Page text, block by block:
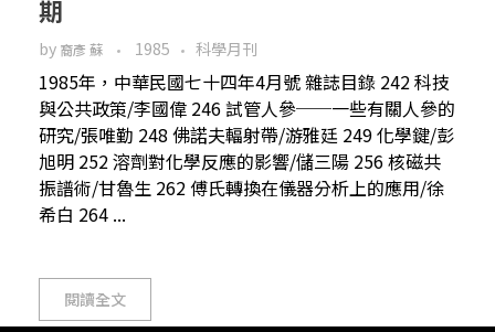
期
by 裔彥 蘇 1985 科學月刊
1985年，中華民國七十四年4月號 雜誌目錄 242 科技
與公共政策/李國偉 246 試管人參──一些有關人參的
研究/張唯勤 248 佛諾夫輻射帶/游雅廷 249 化學鍵/彭
旭明 252 溶劑對化學反應的影響/儲三陽 256 核磁共
振譜術/甘魯生 262 傅氏轉換在儀器分析上的應用/徐
希白 264 ...
閱讀全文